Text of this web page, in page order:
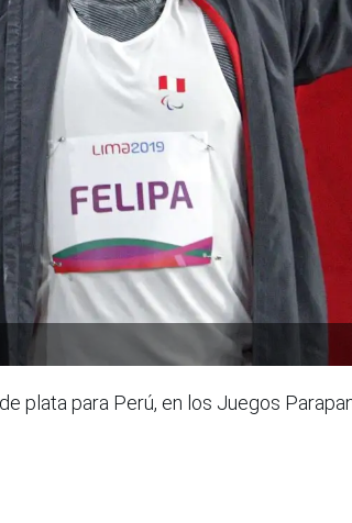
plata para Perú, en los Juegos